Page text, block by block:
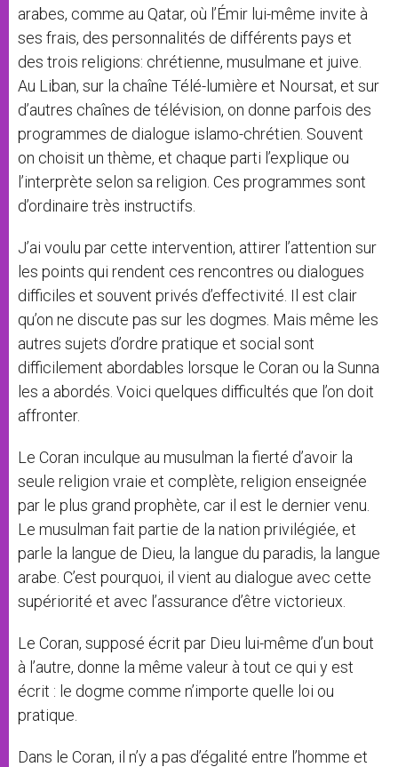
arabes, comme au Qatar, où l’Émir lui-même invite à
ses frais, des personnalités de différents pays et
des trois religions: chrétienne, musulmane et juive.
Au Liban, sur la chaîne Télé-lumière et Noursat, et sur
d’autres chaînes de télévision, on donne parfois des
programmes de dialogue islamo-chrétien. Souvent
on choisit un thème, et chaque parti l’explique ou
l’interprète selon sa religion. Ces programmes sont
d’ordinaire très instructifs.
J’ai voulu par cette intervention, attirer l’attention sur
les points qui rendent ces rencontres ou dialogues
difficiles et souvent privés d’effectivité. Il est clair
qu’on ne discute pas sur les dogmes. Mais même les
autres sujets d’ordre pratique et social sont
difficilement abordables lorsque le Coran ou la Sunna
les a abordés. Voici quelques difficultés que l’on doit
affronter.
Le Coran inculque au musulman la fierté d’avoir la
seule religion vraie et complète, religion enseignée
par le plus grand prophète, car il est le dernier venu.
Le musulman fait partie de la nation privilégiée, et
parle la langue de Dieu, la langue du paradis, la langue
arabe. C’est pourquoi, il vient au dialogue avec cette
supériorité et avec l’assurance d’être victorieux.
Le Coran, supposé écrit par Dieu lui-même d’un bout
à l’autre, donne la même valeur à tout ce qui y est
écrit : le dogme comme n’importe quelle loi ou
pratique.
Dans le Coran, il n’y a pas d’égalité entre l’homme et